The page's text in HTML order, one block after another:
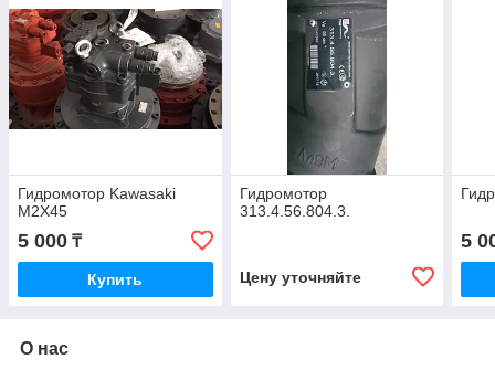
Гидромотор Kawasaki
M2X45
5 000 ₸
Купить
Гидромотор
313.4.56.804.3.
Цену уточняйте
5
О нас